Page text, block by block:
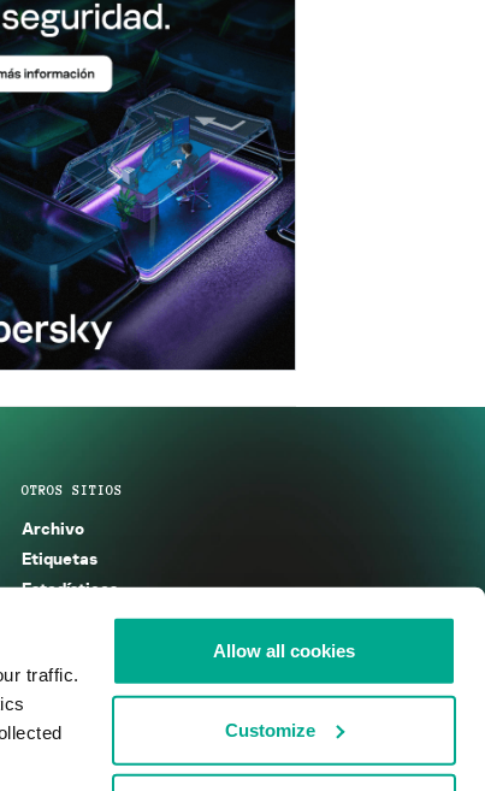
traffic.
Allow all cookies
Customize
OTROS SITIOS
Archivo
Etiquetas
Estadísticas
Enciclopedia
KSB 2025